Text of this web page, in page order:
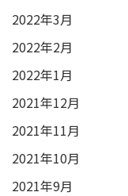
2022年3月
2022年2月
2022年1月
2021年12月
2021年11月
2021年10月
2021年9月